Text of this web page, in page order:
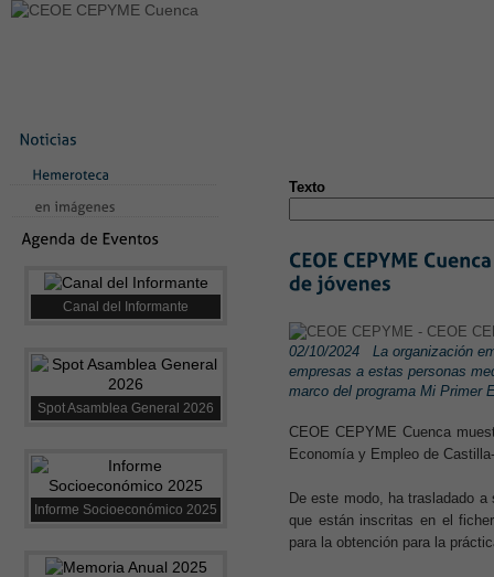
Canal del Informante
Spot Asamblea General 2026
Informe Socioeconómico 2025
Texto
02/10/2024
La organización
empresas a estas personas
marco del programa Mi Primer
CEOE CEPYME Cuenca
Economía y Empleo de
De este modo, ha trasladado
que están inscritas en el
para la obtención para la